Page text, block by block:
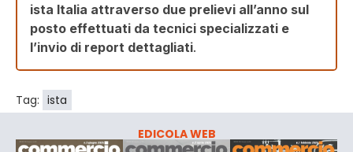
ista Italia attraverso due prelievi all’anno sul
posto effettuati da tecnici specializzati e
l’invio di report dettagliati.
Tag: ista
EDICOLA WEB